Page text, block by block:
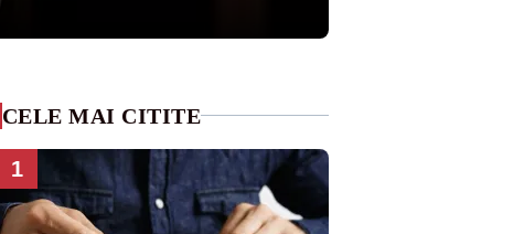
CELE MAI CITITE
1